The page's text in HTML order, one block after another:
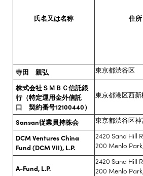
氏名又は名称 住所
寺田 親弘 東京都渋谷区
株式会社ＳＭＢＣ信託銀
行（特定運用金外信託
口 契約番号12100440）
東京都港区西新
Sansan従業員持株会 東京都渋谷区
DCM Ventures China
Fund (DCM VII), L.P.
2420 Sand Hill
200 Menlo
A-Fund, L.P.
2420 Sand Hill
200 Menlo